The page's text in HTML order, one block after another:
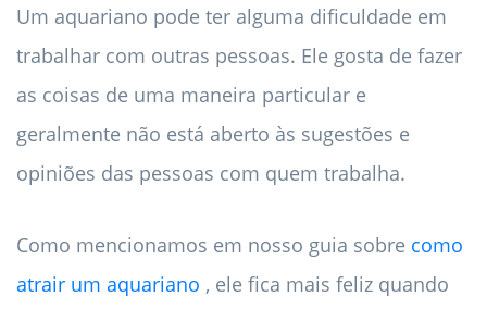
Um aquariano pode ter alguma dificuldade em
trabalhar com outras pessoas. Ele gosta de fazer
as coisas de uma maneira particular e
geralmente não está aberto às sugestões e
opiniões das pessoas com quem trabalha.
Como mencionamos em nosso guia sobre como
atrair um aquariano , ele fica mais feliz quando